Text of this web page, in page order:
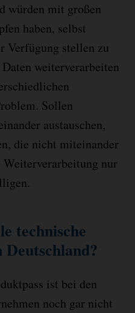
würden mit großen
haben, selbst
Verfügung stellen zu
weiterverarbeiten
Sollen
austauschen,
die nicht miteinander
nur
technische
ist bei den
noch gar nicht